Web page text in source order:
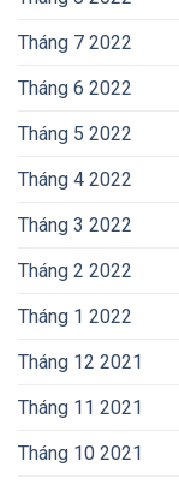
Tháng 7 2022
Tháng 6 2022
Tháng 5 2022
Tháng 4 2022
Tháng 3 2022
Tháng 2 2022
Tháng 1 2022
Tháng 12 2021
Tháng 11 2021
Tháng 10 2021